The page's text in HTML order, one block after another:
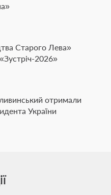
Старого Лева»
2026»
отримали
України